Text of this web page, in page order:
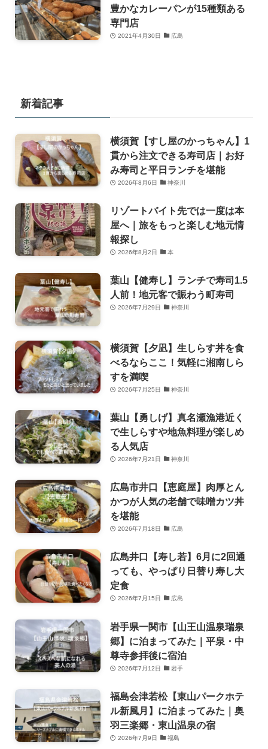
豊かなカレーパンが15種類ある
専門店
2021年4月30日 広島
新着記事
横須賀【すし屋のかっちゃん】1
貫から注文できる寿司店｜お好
み寿司と平日ランチを堪能
2026年8月6日 神奈川
リゾートバイト先では一度は本
屋へ｜旅をもっと楽しむ地元情
報探し
2026年8月2日 本
葉山【健寿し】ランチで寿司1.5
人前！地元客で賑わう町寿司
2026年7月29日 神奈川
横須賀【夕凪】生しらす丼を食
べるならここ！気軽に湘南しら
すを満喫
2026年7月25日 神奈川
葉山【勇しげ】真名瀬漁港近く
で生しらすや地魚料理が楽しめ
る人気店
2026年7月21日 神奈川
広島市井口【恵庭屋】肉厚とん
かつが人気の老舗で味噌カツ丼
を堪能
2026年7月18日 広島
広島井口【寿し若】6月に2回通
っても、やっぱり日替り寿し大
定食
2026年7月15日 広島
岩手県一関市【山王山温泉瑞泉
郷】に泊まってみた｜平泉・中
尊寺参拝後に宿泊
2026年7月12日 岩手
福島会津若松【東山パークホテ
ル新風月】に泊まってみた｜奥
羽三楽郷・東山温泉の宿
2026年7月9日 福島